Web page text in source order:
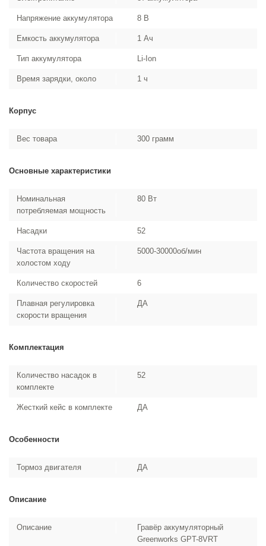
Напряжение аккумулятора 8 В
Емкость аккумулятора 1 Ач
Тип аккумулятора Li-Ion
Время зарядки, около 1 ч
Корпус
Вес товара 300 грамм
Основные характеристики
Номинальная
потребляемая мощность
80 Вт
Насадки 52
Частота вращения на
холостом ходу
5000-30000об/мин
Количество скоростей 6
Плавная регулировка
скорости вращения
ДА
Комплектация
Количество насадок в
комплекте
52
Жесткий кейс в комплекте ДА
Особенности
Тормоз двигателя ДА
Описание
Описание
Гравёр аккумуляторный
Greenworks GPT-8VRT